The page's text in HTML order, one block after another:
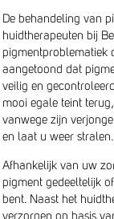
De behandeling van
huidtherapeuten bij
pigmentproblematiek
aangetoond dat
veilig en
mooi egale teint
vanwege zijn
en laat u weer stralen.
Afhankelijk van uw
pigment gedeeltelijk
bent. Naast het